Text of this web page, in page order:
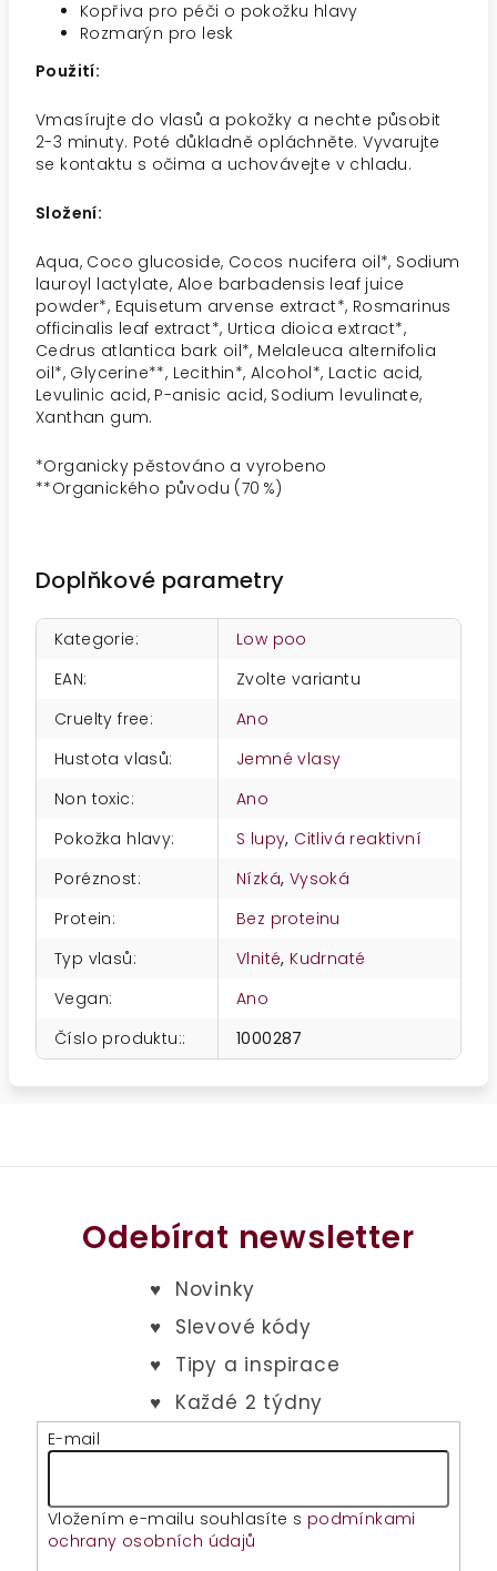
Kopřiva pro péči o pokožku hlavy
Rozmarýn pro lesk
Použití:
Vmasírujte do vlasů a pokožky a nechte působit
2-3 minuty. Poté důkladně opláchněte. Vyvarujte
se kontaktu s očima a uchovávejte v chladu.
Složení:
Aqua, Coco glucoside, Cocos nucifera oil*, Sodium
lauroyl lactylate, Aloe barbadensis leaf juice
powder*, Equisetum arvense extract*, Rosmarinus
officinalis leaf extract*, Urtica dioica extract*,
Cedrus atlantica bark oil*, Melaleuca alternifolia
oil*, Glycerine**, Lecithin*, Alcohol*, Lactic acid,
Levulinic acid, P-anisic acid, Sodium levulinate,
Xanthan gum.
*Organicky pěstováno a vyrobeno
**Organického původu (70 %)
Doplňkové parametry
Kategorie:
Low poo
EAN:
Zvolte variantu
Cruelty free:
Ano
Hustota vlasů:
Jemné vlasy
Non toxic:
Ano
Pokožka hlavy: S lupy, Citlivá reaktivní
Poréznost: Nízká, Vysoká
Protein:
Bez proteinu
Typ vlasů: Vlnité, Kudrnaté
Vegan:
Ano
Číslo produktu:: 1000287
Odebírat newsletter
E-mail
Vložením e-mailu souhlasíte s podmínkami
ochrany osobních údajů